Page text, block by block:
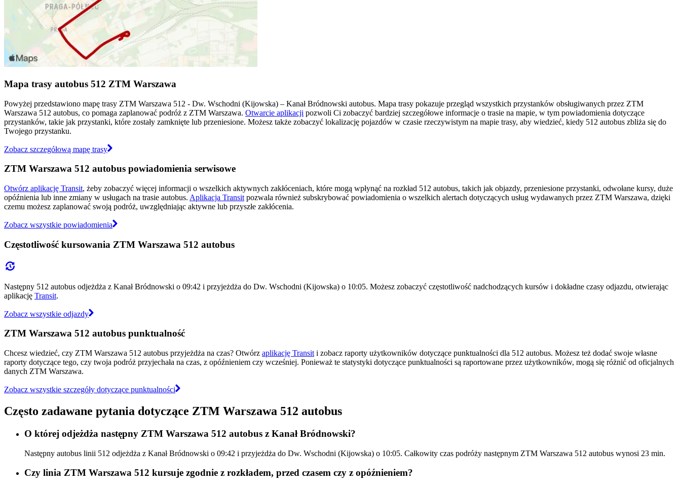
Mapa trasy autobus 512 ZTM Warszawa
Powyżej przedstawiono mapę trasy ZTM Warszawa 512 - Dw. Wschodni (Kijowska) – Kanał Bródnowski autobus. Mapa trasy pokazuje przegląd wszystkich przystanków obsługiwanych przez ZTM
Warszawa 512 autobus, co pomaga zaplanować podróż z ZTM Warszawa. Otwarcie aplikacji pozwoli Ci zobaczyć bardziej szczegółowe informacje o trasie na mapie, w tym powiadomienia dotyczące
przystanków, takie jak przystanki, które zostały zamknięte lub przeniesione. Możesz także zobaczyć lokalizację pojazdów w czasie rzeczywistym na mapie trasy, aby wiedzieć, kiedy 512 autobus zbliża się do
Twojego przystanku.
Zobacz szczegółową mapę trasy
ZTM Warszawa 512 autobus powiadomienia serwisowe
Otwórz aplikację Transit, żeby zobaczyć więcej informacji o wszelkich aktywnych zakłóceniach, które mogą wpłynąć na rozkład 512 autobus, takich jak objazdy, przeniesione przystanki, odwołane kursy, duże
opóźnienia lub inne zmiany w usługach na trasie autobus. Aplikacja Transit pozwala również subskrybować powiadomienia o wszelkich alertach dotyczących usług wydawanych przez ZTM Warszawa, dzięki
czemu możesz zaplanować swoją podróż, uwzględniając aktywne lub przyszłe zakłócenia.
Zobacz wszystkie powiadomienia
Częstotliwość kursowania ZTM Warszawa 512 autobus
Następny 512 autobus odjeżdża z Kanał Bródnowski o 09:42 i przyjeżdża do Dw. Wschodni (Kijowska) o 10:05. Możesz zobaczyć częstotliwość nadchodzących kursów i dokładne czasy odjazdu, otwierając
aplikację Transit.
Zobacz wszystkie odjazdy
ZTM Warszawa 512 autobus punktualność
Chcesz wiedzieć, czy ZTM Warszawa 512 autobus przyjeżdża na czas? Otwórz aplikację Transit i zobacz raporty użytkowników dotyczące punktualności dla 512 autobus. Możesz też dodać swoje własne
raporty dotyczące tego, czy twoja podróż przyjechała na czas, z opóźnieniem czy wcześniej. Ponieważ te statystyki dotyczące punktualności są raportowane przez użytkowników, mogą się różnić od oficjalnych
danych ZTM Warszawa.
Zobacz wszystkie szczegóły dotyczące punktualności
Często zadawane pytania dotyczące ZTM Warszawa 512 autobus
O której odjeżdża następny ZTM Warszawa 512 autobus z Kanał Bródnowski?
Następny autobus linii 512 odjeżdża z Kanał Bródnowski o 09:42 i przyjeżdża do Dw. Wschodni (Kijowska) o 10:05. Całkowity czas podróży następnym ZTM Warszawa 512 autobus wynosi 23 min.
Czy linia ZTM Warszawa 512 kursuje zgodnie z rozkładem, przed czasem czy z opóźnieniem?